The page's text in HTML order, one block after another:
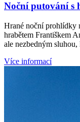
Noční putování s
Hrané noční prohlídky
hrabětem Františkem
ale nezbedným
Více informací